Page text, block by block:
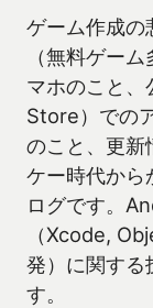
ゲーム作成の
（無料ゲー
マホのこと
Store）での
のこと、更新
ケー時代から
ログです。
（Xcode,
発）に関する
す。